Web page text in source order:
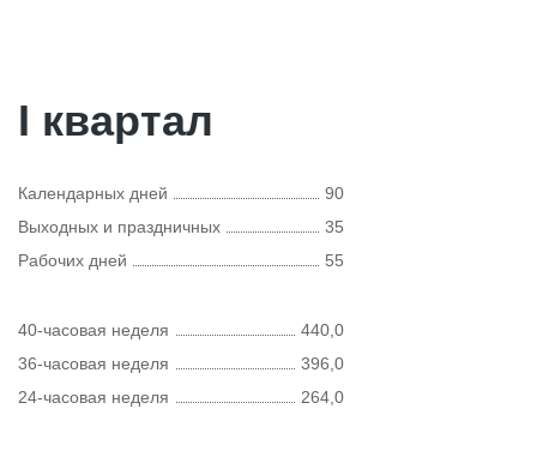
I квартал
Календарных дней
90
Выходных и праздничных
35
Рабочих дней
55
40-часовая неделя
440,0
36-часовая неделя
396,0
24-часовая неделя
264,0